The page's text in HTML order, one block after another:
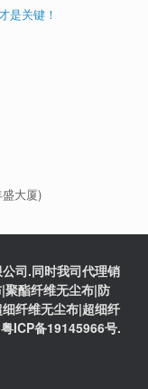
是关键！
大厦)
司.同时我司代理销
聚酯纤维无尘布|防
纤维无尘布|超细纤
ICP备19145966号.